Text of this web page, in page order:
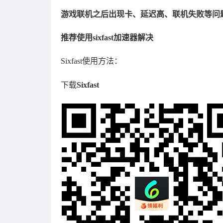
游戏联机之后出现卡、延迟高、联机失败等问
推荐使用sixfast加速器解决
Sixfast使用方法：
下载Sixfast